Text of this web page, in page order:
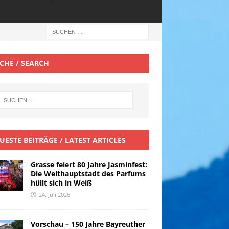
/ SEARCH
BEITRÄGE / LATEST ARTICLES
Grasse feiert 80 Jahre Jasminfest:
Die Welthauptstadt des Parfums
hüllt sich in Weiß
24. Juli 2026
Vorschau – 150 Jahre Bayreuther